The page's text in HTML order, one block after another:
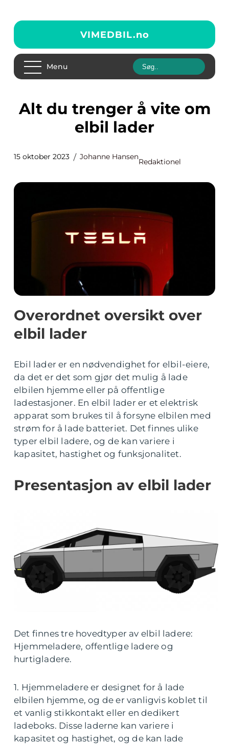
VIMEDBIL.no
Menu
Alt du trenger å vite om
elbil lader
15 oktober 2023 Johanne Hansen
Redaktionel
Overordnet oversikt over
elbil lader
Ebil lader er en nødvendighet for elbil-eiere,
da det er det som gjør det mulig å lade
elbilen hjemme eller på offentlige
ladestasjoner. En elbil lader er et elektrisk
apparat som brukes til å forsyne elbilen med
strøm for å lade batteriet. Det finnes ulike
typer elbil ladere, og de kan variere i
kapasitet, hastighet og funksjonalitet.
Presentasjon av elbil lader
Det finnes tre hovedtyper av elbil ladere:
Hjemmeladere, offentlige ladere og
hurtigladere.
1. Hjemmeladere er designet for å lade
elbilen hjemme, og de er vanligvis koblet til
et vanlig stikkontakt eller en dedikert
ladeboks. Disse laderne kan variere i
kapasitet og hastighet, og de kan lade